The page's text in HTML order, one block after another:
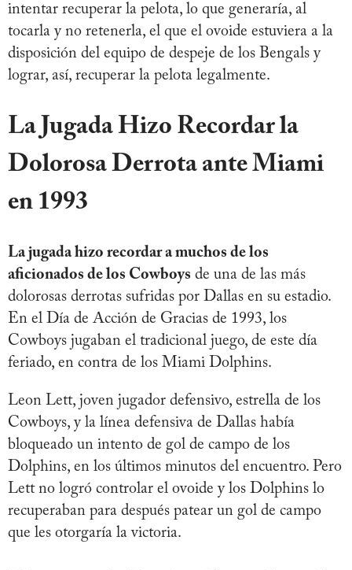
intentar recuperar la pelota, lo que generaría, al
tocarla y no retenerla, el que el ovoide estuviera a la
disposición del equipo de despeje de los Bengals y
lograr, así, recuperar la pelota legalmente.
La Jugada Hizo Recordar la
Dolorosa Derrota ante Miami
en 1993
La jugada hizo recordar a muchos de los
aficionados de los Cowboys de una de las más
dolorosas derrotas sufridas por Dallas en su estadio.
En el Día de Acción de Gracias de 1993, los
Cowboys jugaban el tradicional juego, de este día
feriado, en contra de los Miami Dolphins.
Leon Lett, joven jugador defensivo, estrella de los
Cowboys, y la línea defensiva de Dallas había
bloqueado un intento de gol de campo de los
Dolphins, en los últimos minutos del encuentro. Pero
Lett no logró controlar el ovoide y los Dolphins lo
recuperaban para después patear un gol de campo
que les otorgaría la victoria.